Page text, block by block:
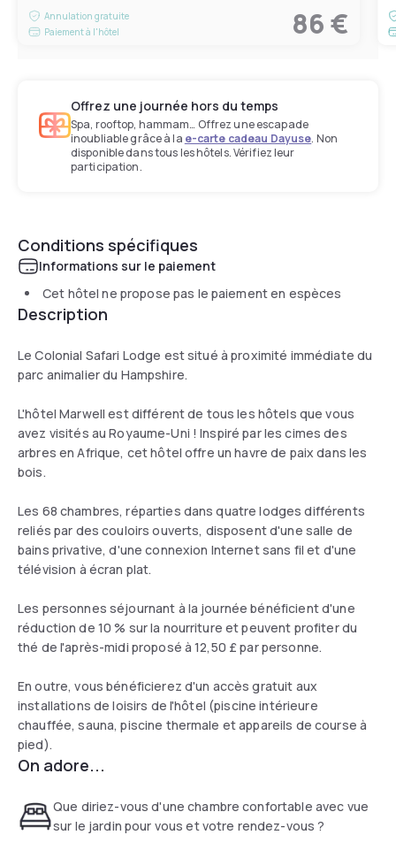
Annulation gratuite
Paiement à l'hôtel
86 €
Offrez une journée hors du temps
Spa, rooftop, hammam… Offrez une escapade
inoubliable grâce à la e-carte cadeau Dayuse. Non
disponible dans tous les hôtels. Vérifiez leur
participation.
Conditions spécifiques
Informations sur le paiement
Cet hôtel ne propose pas le paiement en espèces
Description
Le Colonial Safari Lodge est situé à proximité immédiate du
parc animalier du Hampshire.
L'hôtel Marwell est différent de tous les hôtels que vous
avez visités au Royaume-Uni ! Inspiré par les cimes des
arbres en Afrique, cet hôtel offre un havre de paix dans les
bois.
Les 68 chambres, réparties dans quatre lodges différents
reliés par des couloirs ouverts, disposent d'une salle de
bains privative, d'une connexion Internet sans fil et d'une
télévision à écran plat.
Les personnes séjournant à la journée bénéficient d'une
réduction de 10 % sur la nourriture et peuvent profiter du
thé de l'après-midi proposé à 12,50 £ par personne.
En outre, vous bénéficierez d'un accès gratuit aux
installations de loisirs de l'hôtel (piscine intérieure
chauffée, sauna, piscine thermale et appareils de course à
pied).
On adore...
Que diriez-vous d'une chambre confortable avec vue
sur le jardin pour vous et votre rendez-vous ?